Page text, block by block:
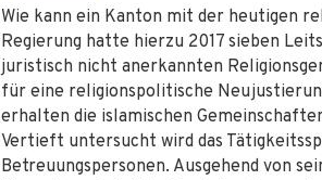
Wie kann ein Kanton mit der heutigen
Regierung hatte hierzu 2017 sieben
juristisch nicht anerkannten
für eine religionspolitische
erhalten die islamischen
Vertieft untersucht wird das
Betreuungspersonen. Ausgehend von